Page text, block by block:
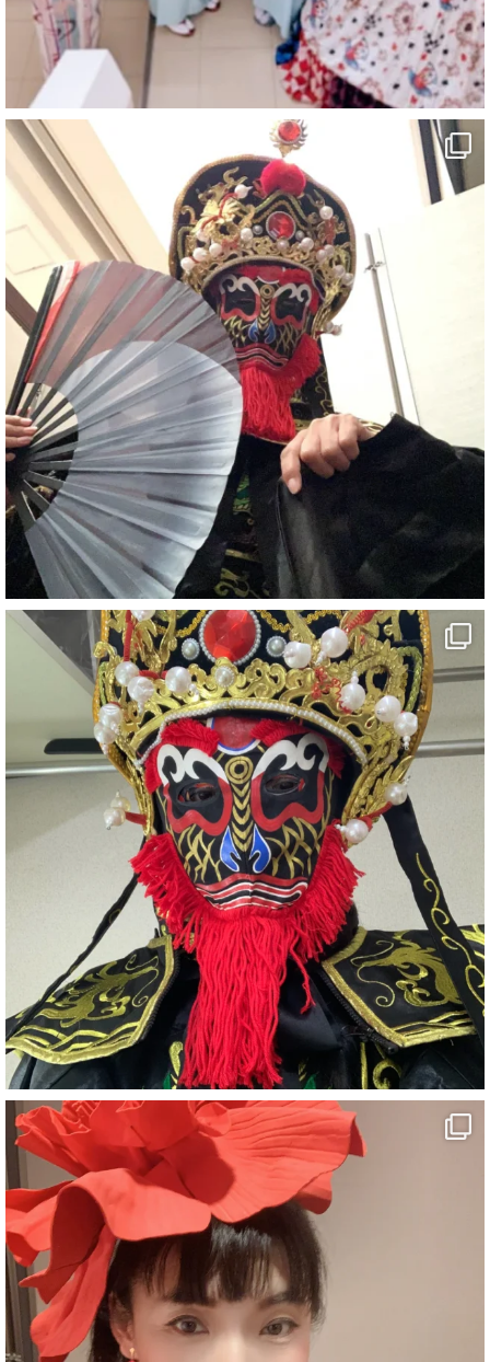
#新居浜市
#マイントピア別子
#泉寿亭
#有形文化財
#四国
#愛媛観光
#旅行
#旅行動画
#一人旅
#観光スポット
#Travel
#ehime
#旅行好きと繋がりたい
7 X
さらに読み込む